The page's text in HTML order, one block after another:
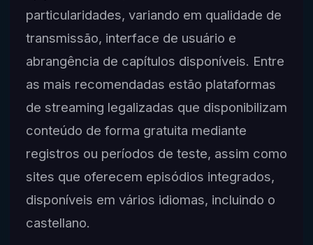
particularidades, variando em qualidade de
transmissão, interface de usuário e
abrangência de capítulos disponíveis. Entre
as mais recomendadas estão plataformas
de streaming legalizadas que disponibilizam
conteúdo de forma gratuita mediante
registros ou períodos de teste, assim como
sites que oferecem episódios integrados,
disponíveis em vários idiomas, incluindo o
castellano.